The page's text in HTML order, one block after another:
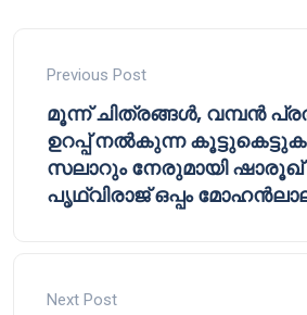
Previous Post
മൂന്ന് ചിത്രങ്ങൾ, വമ്പൻ
ഉറപ്പ് നൽകുന്ന
സലാറും നേരുമായി ഷാരൂഖ്
പൃഥ്വിരാജ് ഒപ്പം
Next Post